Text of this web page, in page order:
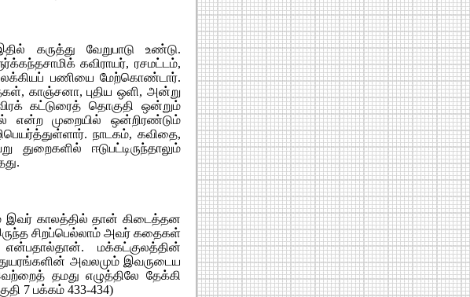
கருத்து வேறுபாடு உண்டு.
கவிராயர், ரசமட்டம்,
பணியை மேற்கொண்டார்.
காஞ்சனா, புதிய ஒளி, அன்று
கட்டுரைத் தொகுதி ஒன்றும்
என்ற முறையில் ஒன்றிரண்டும்
நாடகம், கவிதை,
துறைகளில் ஈடுபட்டிருந்தாலும்
இவர் காலத்தில் தான் கிடைத்தன
சிறப்பெல்லாம் அவர் கதைகள்
மக்கட்குலத்தின்
துயரங்களின் அவலமும் இவருடைய
தமது எழுத்திலே தேக்கி
7 பக்கம் 433-434)